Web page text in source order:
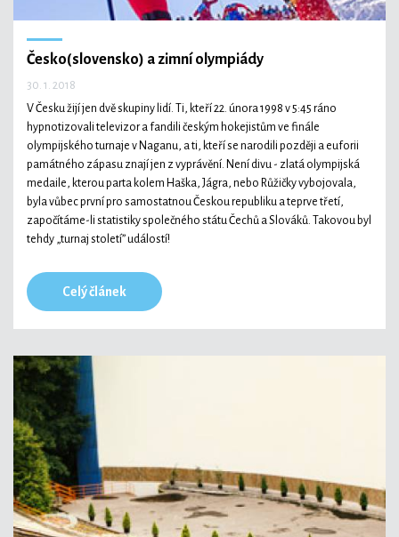
Česko(slovensko) a zimní olympiády
30. 1. 2018
V Česku žijí jen dvě skupiny lidí. Ti, kteří 22. února 1998 v 5:45 ráno
hypnotizovali televizor a fandili českým hokejistům ve finále
olympijského turnaje v Naganu, a ti, kteří se narodili později a euforii
památného zápasu znají jen z vyprávění. Není divu - zlatá olympijská
medaile, kterou parta kolem Haška, Jágra, nebo Růžičky vybojovala,
byla vůbec první pro samostatnou Českou republiku a teprve třetí,
započítáme-li statistiky společného státu Čechů a Slováků. Takovou byl
tehdy „turnaj století” událostí!
Celý článek